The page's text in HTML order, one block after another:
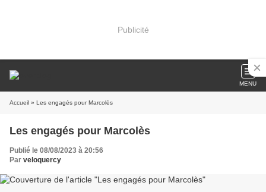
Publicité
MENU
Accueil » Les engagés pour Marcolès
Les engagés pour Marcolès
Publié le 08/08/2023 à 20:56
Par veloquercy